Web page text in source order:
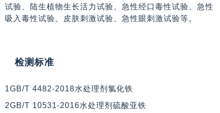
试验、陆生植物生长活力试验、急性经口毒性试验、急性
吸入毒性试验、皮肤刺激试验、急性眼刺激试验等。
检测标准
1GB/T 4482-2018水处理剂氯化铁
2GB/T 10531-2016水处理剂硫酸亚铁